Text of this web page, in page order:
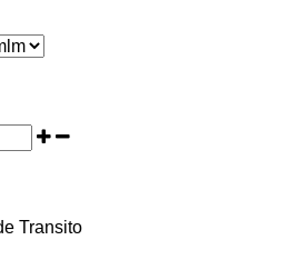
Transito